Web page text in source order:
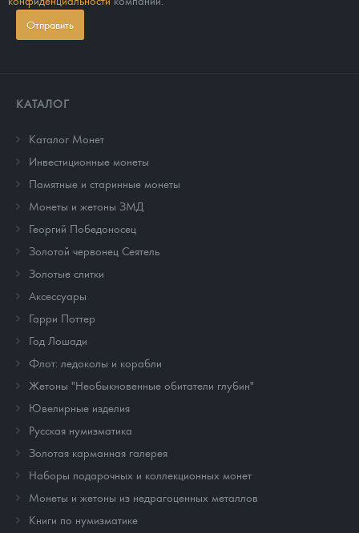
Отправить
КАТАЛОГ
Каталог Монет
Инвестиционные монеты
Памятные и старинные монеты
Монеты и жетоны ЗМД
Георгий Победоносец
Золотой червонец Сеятель
Золотые слитки
Аксессуары
Гарри Поттер
Год Лошади
Флот: ледоколы и корабли
Жетоны "Необыкновенные обитатели глубин"
Ювелирные изделия
Русская нумизматика
Золотая карманная галерея
Наборы подарочных и коллекционных монет
Монеты и жетоны из недрагоценных металлов
Книги по нумизматике